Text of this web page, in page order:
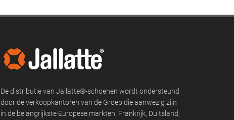
De distributie van Jallatte®-schoenen wordt ondersteund
door de verkoopkantoren van de Groep die aanwezig zijn
in de belangrijkste Europese markten: Frankrijk, Duitsland,